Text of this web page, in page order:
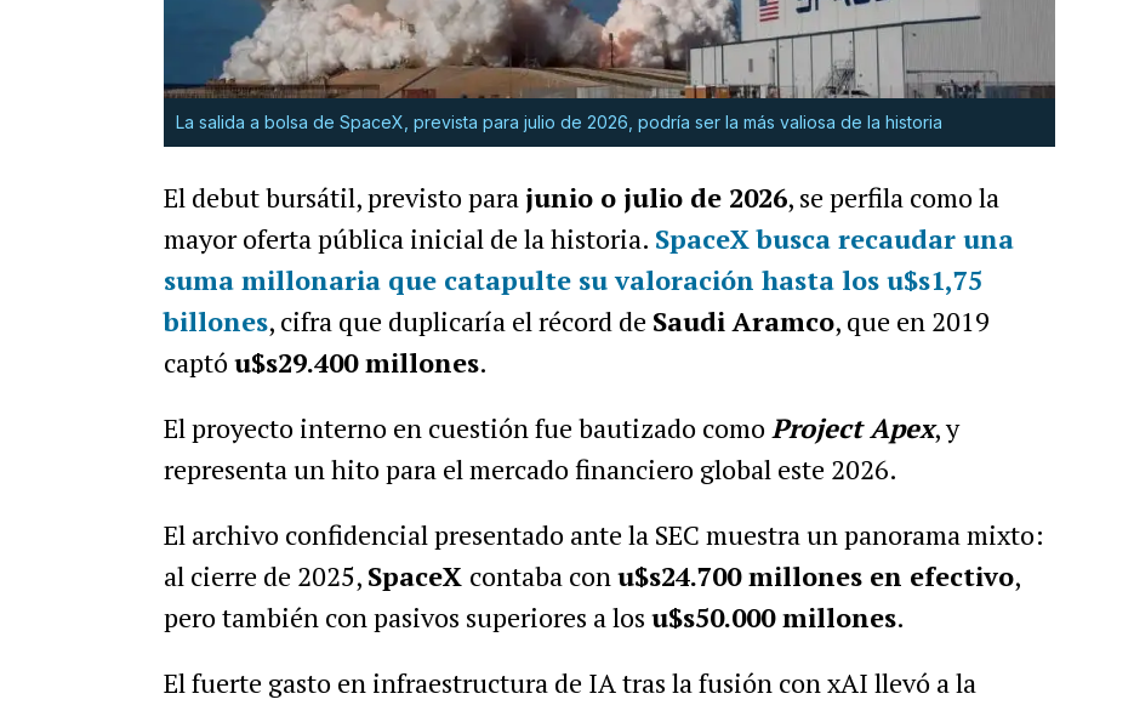
La salida a bolsa de SpaceX, prevista para julio de 2026, podría ser la más valiosa de la historia
El debut bursátil, previsto para junio o julio de 2026, se perfila como la
mayor oferta pública inicial de la historia. SpaceX busca recaudar una
suma millonaria que catapulte su valoración hasta los u$s1,75
billones, cifra que duplicaría el récord de Saudi Aramco, que en 2019
captó u$s29.400 millones.
El proyecto interno en cuestión fue bautizado como Project Apex, y
representa un hito para el mercado financiero global este 2026.
El archivo confidencial presentado ante la SEC muestra un panorama mixto:
al cierre de 2025, SpaceX contaba conu$s24.700 millones en efectivo,
pero también con pasivos superiores a los u$s50.000 millones.
El fuerte gasto en infraestructura de IA tras la fusión con xAI llevó a la